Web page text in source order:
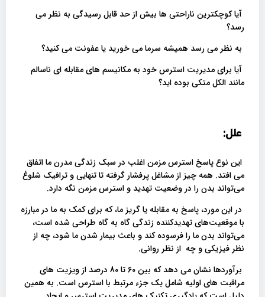
آیا کوچکترین ناراحتی ها بیش از حد قابل رسیدگی به نظر می
رسد؟
به نظر می رسد همیشه سرما می خورید یا عفونت می کنید؟
آیا برای مدیریت استرس خود به مکانیسم های مقابله ای ناسالم
مانند الکل متکی بوده اید؟
علل:
این نوع پاسخ استرس مزمن اغلب در سبک زندگی مدرن ما اتفاق
می افتد. همه چیز از مشاغل پرفشار گرفته تا تنهایی و ترافیک شلوغ
می‌تواند بدن را در وضعیت تهدید و استرس مزمن نگه دارد.
در این مورد، پاسخ به مقابله یا گریز ما، که برای کمک به ما در مبارزه
با موقعیت‌های تهدیدکننده زندگی گاه به گاه طراحی شده است،
می‌تواند بدن ما را فرسوده کند و باعث بیمار شدن ما شود، چه از
نظر فیزیکی و چه از نظر روانی.
برآوردها نشان می دهد که بین 60 تا 80 درصد از ویزیت های
مراقبت های اولیه شامل یک جزء مرتبط با استرس است. به همین